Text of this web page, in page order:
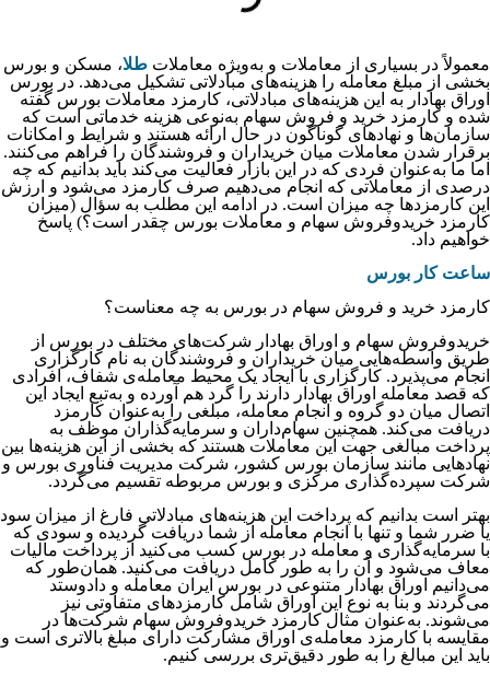
معمولاً در بسیاری از معاملات و به‌ویژه معاملات طلا، مسکن و بورس
بخشی از مبلغ معامله را هزینه‌های مبادلاتی تشکیل می‌دهد. در بورس
اوراق بهادار به این هزینه‌های مبادلاتی، کارمزد معاملات بورس گفته
شده و کارمزد خرید و فروش سهام به‌نوعی هزینه خدماتی است که
سازمان‌ها و نهادهای گوناگون در حال ارائه هستند و شرایط و امکانات
برقرار شدن معاملات میان خریداران و فروشندگان را فراهم می‌کنند.
اما ما به‌عنوان فردی که در این بازار فعالیت می‌کند باید بدانیم که چه
درصدی از معاملاتی که انجام می‌دهیم صرف کارمزد می‌شود و ارزش
این کارمزدها چه میزان است. در ادامه این مطلب به سؤال (میزان
کارمزد خریدوفروش سهام و معاملات بورس چقدر است؟) پاسخ
خواهیم داد.
ساعت کار بورس
کارمزد خرید و فروش سهام در بورس به چه معناست؟
خریدوفروش سهام و اوراق بهادار شرکت‌های مختلف در بورس از
طریق واسطه‌هایی میان خریداران و فروشندگان به نام کارگزاری
انجام می‌پذیرد. کارگزاری با ایجاد یک محیط معامله‌ی شفاف، افرادی
که قصد معامله اوراق بهادار دارند را گرد هم آورده و به‌تبع ایجاد این
اتصال میان دو گروه و انجام معامله، مبلغی را به‌عنوان کارمزد
دریافت می‌کند. همچنین سهام‌داران و سرمایه‌گذاران موظف به
پرداخت مبالغی جهت این معاملات هستند که بخشی از این هزینه‌ها بین
نهادهایی مانند سازمان بورس کشور، شرکت مدیریت فناوری بورس و
شرکت سپرده‌گذاری مرکزی و بورس مربوطه تقسیم می‌گردد.
بهتر است بدانیم که پرداخت این هزینه‌های مبادلاتی فارغ از میزان سود
یا ضرر شما و تنها با انجام معامله از شما دریافت گردیده و سودی که
با سرمایه‌گذاری و معامله در بورس کسب می‌کنید از پرداخت مالیات
معاف می‌شود و آن را به طور کامل دریافت می‌کنید. همان‌طور که
می‌دانیم اوراق بهادار متنوعی در بورس ایران معامله و دادوستد
می‌گردند و بنا به نوع این اوراق شامل کارمزدهای متفاوتی نیز
می‌شوند. به‌عنوان‌ مثال کارمزد خریدوفروش سهام شرکت‌ها در
مقایسه با کارمزد معامله‌ی اوراق مشارکت دارای مبلغ بالاتری است و
باید این مبالغ را به طور دقیق‌تری بررسی کنیم.